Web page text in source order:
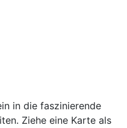
in die faszinierende
Ziehe eine Karte als